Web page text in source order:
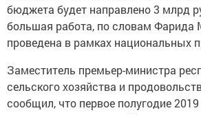
бюджета будет направлено 3 млрд
большая работа, по словам Фарида
проведена в рамках национальных
Заместитель премьер-министра
сельского хозяйства и
сообщил, что первое полугодие 2019